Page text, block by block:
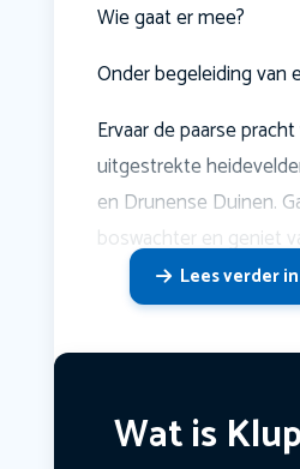
Wie gaat er mee?
Onder begeleiding van
Ervaar de paarse
uitgestrekte
en Drunense Duinen.
boswachter en geniet
Lees verder
Wat is